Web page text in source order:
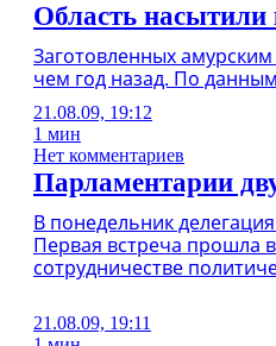
Область
Заготовленных
чем год назад. По
21.08.09, 19:12
1 мин
Нет комментариев
Парламентарии
В понедельник
Первая встреча прошла
сотрудничестве
21.08.09, 19:11